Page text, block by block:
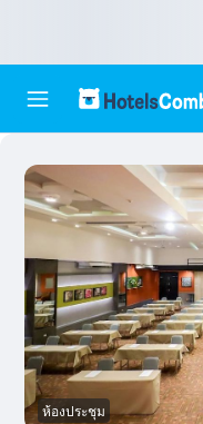
ห้องประชุม